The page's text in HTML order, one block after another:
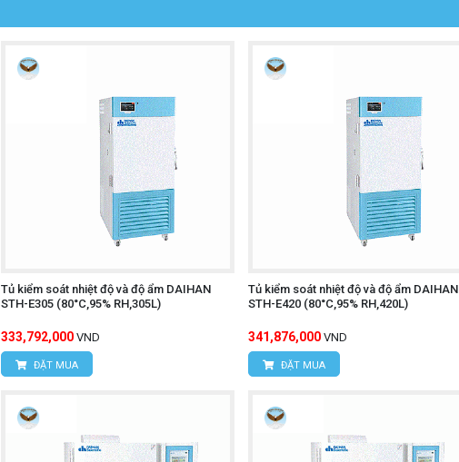
Tủ kiểm soát nhiệt độ và độ ẩm DAIHAN
STH-E305 (80°C,95% RH,305L)
333,792,000 VND
ĐẶT MUA
Tủ kiểm soát nhiệt độ và độ ẩm DAIHAN
STH-E420 (80°C,95% RH,420L)
341,876,000 VND
ĐẶT MUA